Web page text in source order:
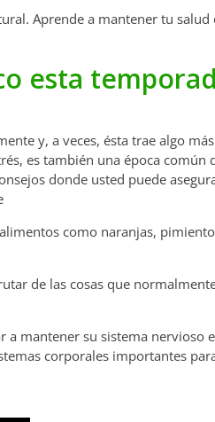
Aprende a mantener tu salud
esta
y, a veces, ésta trae algo
es también una época común
donde usted puede
como naranjas,
de las cosas que
a mantener su sistema nervioso
corporales importantes